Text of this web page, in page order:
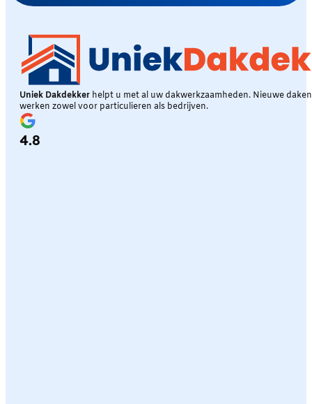
Uniek Dakdekker helpt u met al uw dakwerkzaamheden. Nieuwe
werken zowel voor particulieren als bedrijven.
4.8